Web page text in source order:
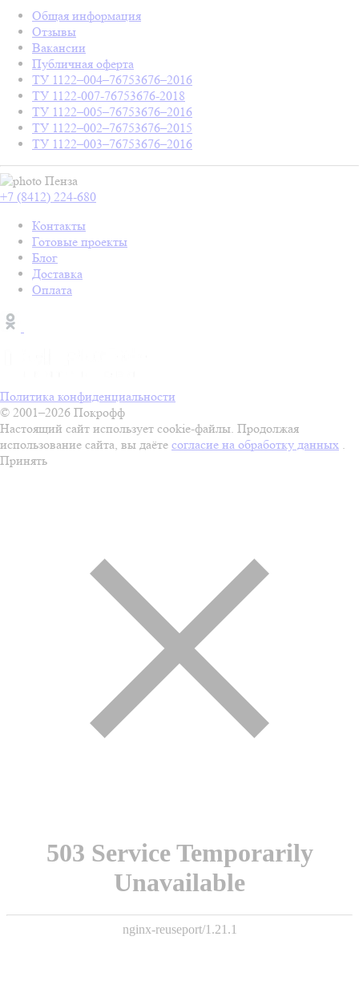
Общая информация
Отзывы
Вакансии
Публичная оферта
ТУ 1122–004–76753676–2016
ТУ 1122-007-76753676-2018
ТУ 1122–005–76753676–2016
ТУ 1122–002–76753676–2015
ТУ 1122–003–76753676–2016
Пенза
+7 (8412) 224-680
Контакты
Готовые проекты
Блог
Доставка
Оплата
Политика конфиденциальности
© 2001–2026 Покрофф
Настоящий сайт использует cookie-файлы. Продолжая
использование сайта, вы даёте согласие на обработку данных .
Принять